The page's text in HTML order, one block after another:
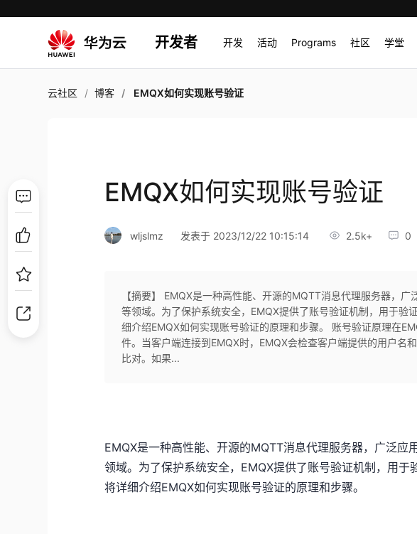
开发者 开发 活动 Programs 社区 学堂
云社区 博客 EMQX如何实现账号验证
EMQX如何实现账号验证
wljslmz 发表于 2023/12/22 10:15:14 2.5k+ 0
【摘要】 EMQX是一种高性能、开源的MQTT消息代理服务器，
等领域。为了保护系统安全，EMQX提供了账号验证机制，用于验
细介绍EMQX如何实现账号验证的原理和步骤。 账号验证原理在
件。当客户端连接到EMQX时，EMQX会检查客户端提供的用户名
比对。如果...
EMQX是一种高性能、开源的MQTT消息代理服务器，广泛应
领域。为了保护系统安全，EMQX提供了账号验证机制，用
将详细介绍EMQX如何实现账号验证的原理和步骤。